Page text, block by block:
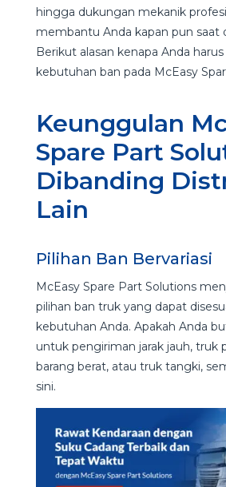
hingga dukungan mekanik
membantu Anda kapan pun saat
Berikut alasan kenapa Anda
kebutuhan ban pada McEasy
Keunggulan
Spare Part
Dibanding
Lain
Pilihan Ban Bervariasi
McEasy Spare Part Solutions
pilihan ban truk yang dapat
kebutuhan Anda. Apakah Anda
untuk pengiriman jarak jauh, truk
barang berat, atau truk tangki,
sini.